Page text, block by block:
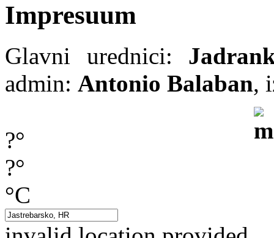
Impresuum
Glavni urednici:
admin: Antonio Balaban,
?°
?°
°C